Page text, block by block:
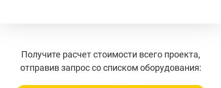
Получите расчет стоимости всего проекта,
отправив запрос со списком оборудования: